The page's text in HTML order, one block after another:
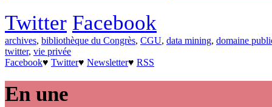
Twitter Facebook
archives, bibliothèque du Congrès, CGU, data mining, domaine
twitter, vie privée
Facebook♥ Twitter♥ Newsletter♥ RSS
En une